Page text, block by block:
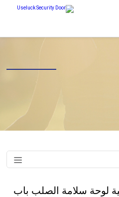
لوحة سلامة الصلب باب